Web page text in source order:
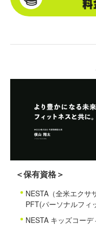
＜保有資格＞
NESTA（全米エクサ
PFT(パーソナルフィ
NESTA キッズコー